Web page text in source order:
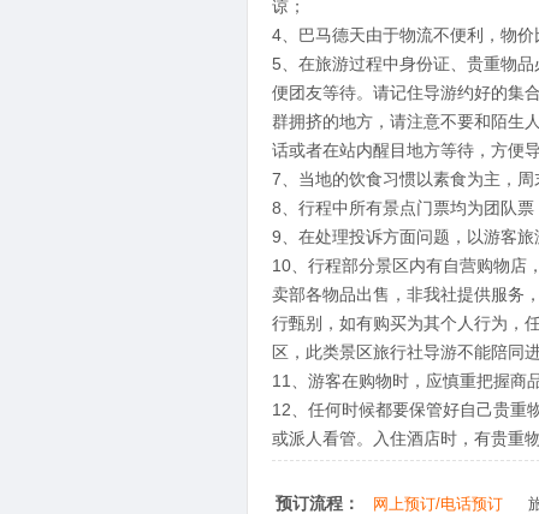
谅；
4、巴马德天由于物流不便利，物
5、在旅游过程中身份证、贵重物
便团友等待。请记住导游约好的集
群拥挤的地方，请注意不要和陌生
话或者在站内醒目地方等待，方便
7、当地的饮食习惯以素食为主，
8、行程中所有景点门票均为团队
9、在处理投诉方面问题，以游客
10、行程部分景区内有自营购物店
卖部各物品出售，非我社提供服务
行甄别，如有购买为其个人行为，
区，此类景区旅行社导游不能陪同
11、游客在购物时，应慎重把握商
12、任何时候都要保管好自己贵重
或派人看管。入住酒店时，有贵重
预订流程： 网上预订/电话预订